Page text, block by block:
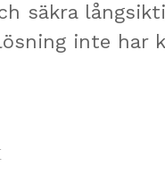
säkra
inte har